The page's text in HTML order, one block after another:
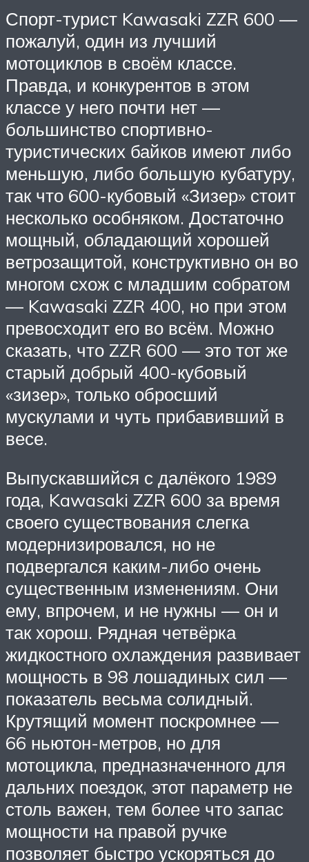
Спорт-турист Kawasaki ZZR 600 —
пожалуй, один из лучший
мотоциклов в своём классе.
Правда, и конкурентов в этом
классе у него почти нет —
большинство спортивно-
туристических байков имеют либо
меньшую, либо большую кубатуру,
так что 600-кубовый «Зизер» стоит
несколько особняком. Достаточно
мощный, обладающий хорошей
ветрозащитой, конструктивно он во
многом схож с младшим собратом
— Kawasaki ZZR 400, но при этом
превосходит его во всём. Можно
сказать, что ZZR 600 — это тот же
старый добрый 400-кубовый
«зизер», только обросший
мускулами и чуть прибавивший в
весе.
Выпускавшийся с далёкого 1989
года, Kawasaki ZZR 600 за время
своего существования слегка
модернизировался, но не
подвергался каким-либо очень
существенным изменениям. Они
ему, впрочем, и не нужны — он и
так хорош. Рядная четвёрка
жидкостного охлаждения развивает
мощность в 98 лошадиных сил —
показатель весьма солидный.
Крутящий момент поскромнее —
66 ньютон-метров, но для
мотоцикла, предназначенного для
дальних поездок, этот параметр не
столь важен, тем более что запас
мощности на правой ручке
позволяет быстро ускоряться до